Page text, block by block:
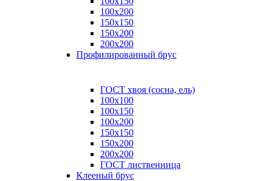
100х200
150х150
150х200
200х200
Профилированный брус
ГОСТ хвоя (сосна, ель)
100x100
100x150
100x200
150x150
150x200
200x200
ГОСТ лиственница
Клееный брус